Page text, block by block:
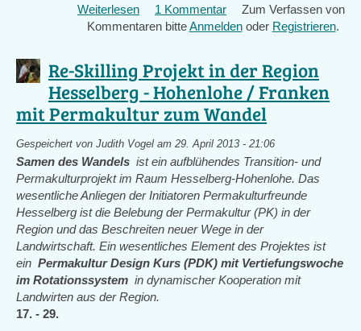
Weiterlesen über
politischer
1 Kommentar
Zum Verfassen von
Kommentaren bitteAnmeldenoder Registrieren.
Re-Skilling Projekt in der Region
Hesselberg - Hohenlohe / Franken
mit Permakultur zum Wandel
Gespeichert von Judith Vogel am 29. April 2013 - 21:06
Samen des Wandels ist ein aufblühendes Transition- und
Permakulturprojekt im Raum Hesselberg-Hohenlohe. Das
wesentliche Anliegen der Initiatoren Permakulturfreunde
Hesselberg ist die Belebung der Permakultur (PK) in der
Region und das Beschreiten neuer Wege in der
Landwirtschaft. Ein wesentliches Element des Projektes ist
ein Permakultur Design Kurs (PDK) mit Vertiefungswoche
im Rotationssystem in dynamischer Kooperation mit
Landwirten aus der Region.
17. - 29.